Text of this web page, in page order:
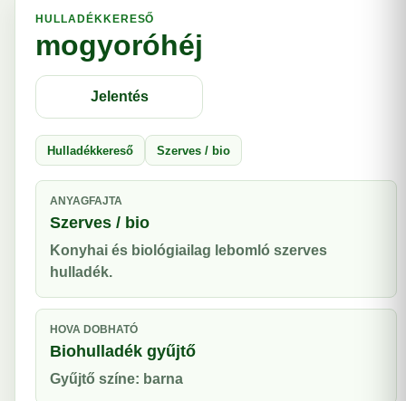
HULLADÉKKERESŐ
mogyoróhéj
Jelentés
Hulladékkereső Szerves / bio
ANYAGFAJTA
Szerves / bio
Konyhai és biológiailag lebomló szerves
hulladék.
HOVA DOBHATÓ
Biohulladék gyűjtő
Gyűjtő színe: barna